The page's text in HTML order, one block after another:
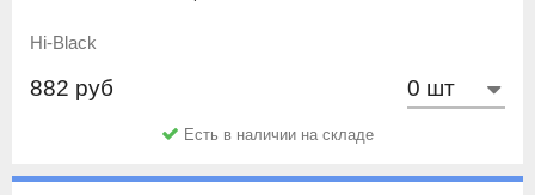
Hi-Black
882 руб
Есть в наличии на складе